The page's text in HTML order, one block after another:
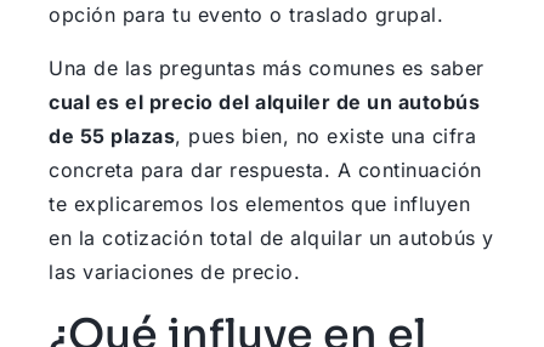
opción para tu evento o traslado grupal.
Una de las preguntas más comunes es saber
cual es el precio del alquiler de un autobús
de 55 plazas, pues bien, no existe una cifra
concreta para dar respuesta. A continuación
te explicaremos los elementos que influyen
en la cotización total de alquilar un autobús y
las variaciones de precio.
¿Qué influye en el